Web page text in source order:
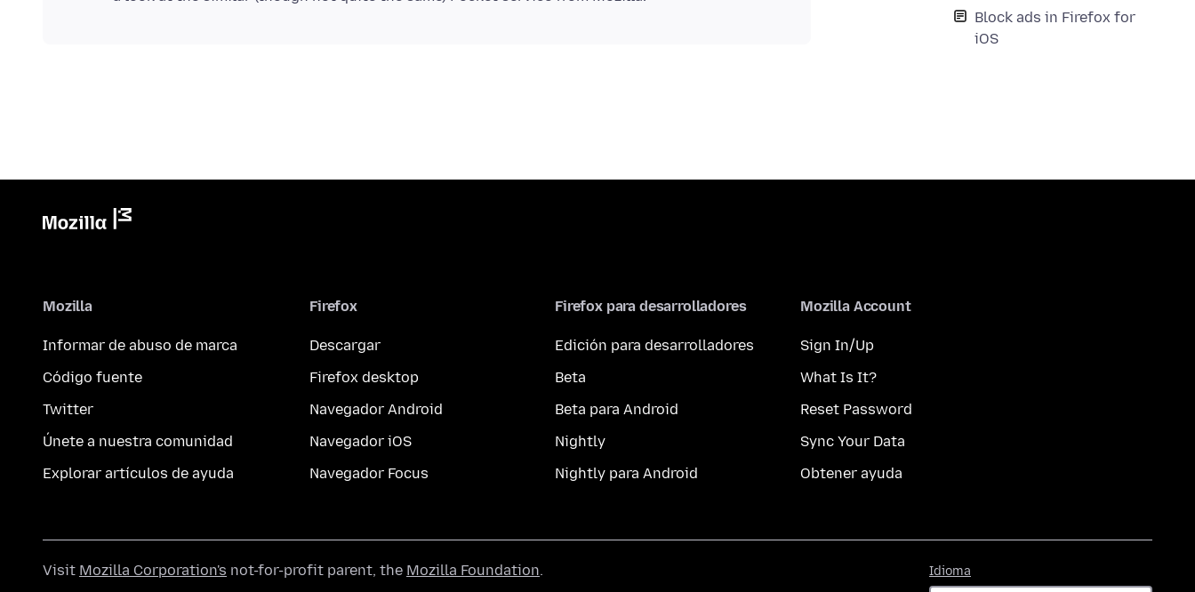
Block ads in Firefox for
iOS
Mozilla
Informar de abuso de marca
Código fuente
Twitter
Únete a nuestra comunidad
Explorar artículos de ayuda
Firefox
Descargar
Firefox desktop
Navegador Android
Navegador iOS
Navegador Focus
Firefox para desarrolladores
Edición para desarrolladores
Beta
Beta para Android
Nightly
Nightly para Android
Mozilla Account
Sign In/Up
What Is It?
Reset Password
Sync Your Data
Obtener ayuda
Idioma
Visit Mozilla Corporation's not-for-profit parent, the Mozilla Foundation.